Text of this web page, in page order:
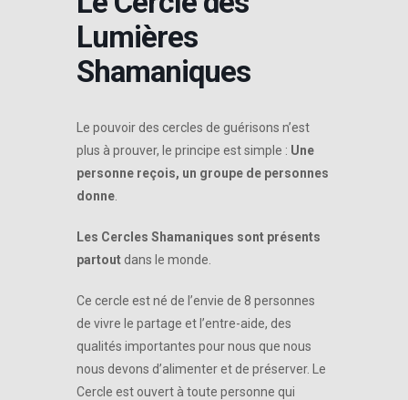
Lumières
Shamaniques
Le pouvoir des cercles de guérisons n’est
plus à prouver, le principe est simple : Une
personne reçois, un groupe de personnes
donne
Les Cercles Shamaniques sont présents
partout dans le monde.
Ce cercle est né de l’envie de 8 personnes
de vivre le partage et l’entre-aide, des
qualités importantes pour nous que nous
nous devons d’alimenter et de préserver. Le
Cercle est ouvert à toute personne qui